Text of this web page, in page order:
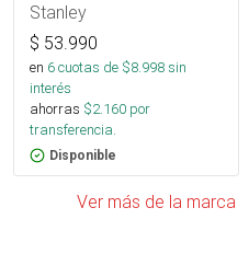
Stanley
$ 53.990
en 6cuotas de $8.998sin
interés
ahorras $2.160 por
transferencia.
Disponible
Ver más de la marca